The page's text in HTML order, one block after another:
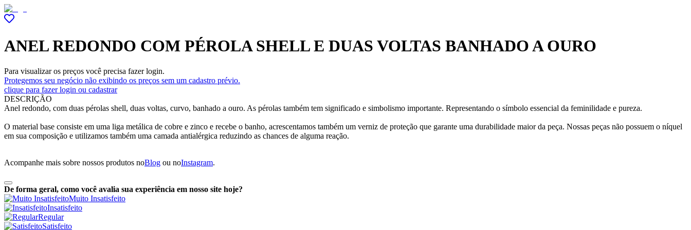
ANEL REDONDO COM PÉROLA SHELL E DUAS VOLTAS BANHADO A OURO
Para visualizar os preços você precisa fazer login.
Protegemos seu negócio não exibindo os preços sem um cadastro prévio.
clique para fazer login ou cadastrar
DESCRIÇÃO
Anel redondo, com duas pérolas shell, duas voltas, curvo, banhado a ouro. As pérolas também tem significado e simbolismo importante. Representando o símbolo essencial da feminilidade e pureza.
O material base consiste em uma liga metálica de cobre e zinco e recebe o banho, acrescentamos também um verniz de proteção que garante uma durabilidade maior da peça. Nossas peças não possuem o níquel
em sua composição e utilizamos também uma camada antialérgica reduzindo as chances de alguma reação.
Acompanhe mais sobre nossos produtos noBlog ou noInstagram.
De forma geral, como você avalia sua experiência em nosso site hoje?
Muito Insatisfeito
Insatisfeito
Regular
Satisfeito